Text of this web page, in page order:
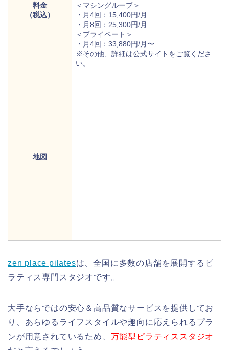
料金
（税込）
＜マシングループ＞
・月4回：15,400円/月
・月8回：25,300円/月
＜プライベート＞
・月4回：33,880円/月〜
※その他、詳細は公式サイトをご覧くださ
い。
地図
zen place pilatesは、全国に多数の店舗を展開するピ
ラティス専門スタジオです。
大手ならではの安心＆高品質なサービスを提供してお
り、あらゆるライフスタイルや趣向に応えられるプラ
ンが用意されているため、 万能型ピラティススタジオ